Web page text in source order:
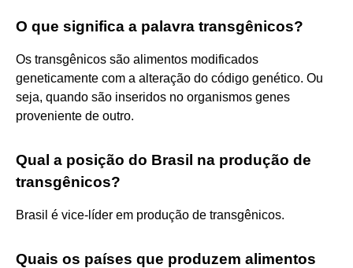
O que significa a palavra transgênicos?
Os transgênicos são alimentos modificados
geneticamente com a alteração do código genético. Ou
seja, quando são inseridos no organismos genes
proveniente de outro.
Qual a posição do Brasil na produção de
transgênicos?
Brasil é vice-líder em produção de transgênicos.
Quais os países que produzem alimentos